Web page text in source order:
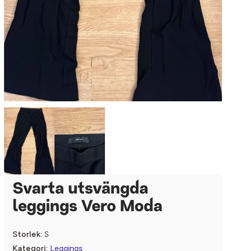
Svarta utsvängda
leggings Vero Moda
Storlek: S
Kategori: Leggings